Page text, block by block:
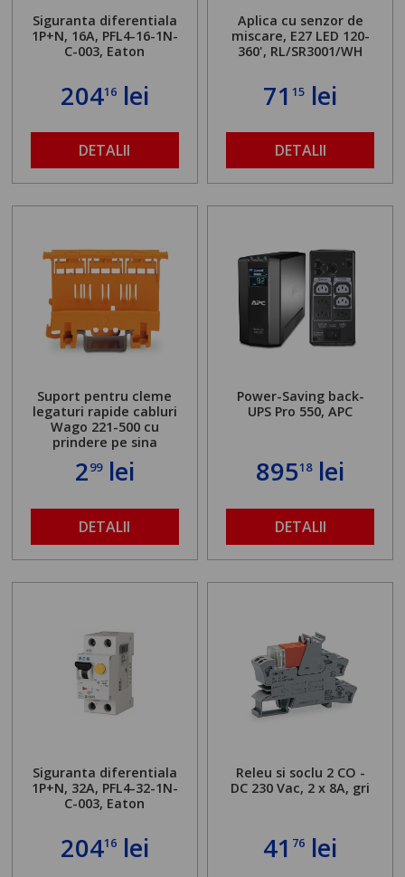
Siguranta diferentiala
1P+N, 16A, PFL4-16-1N-
C-003, Eaton
20416lei
DETALII
Aplica cu senzor de
miscare, E27 LED 120-
360', RL/SR3001/WH
7115 lei
DETALII
Suport pentru cleme
legaturi rapide cabluri
Wago 221-500 cu
prindere pe sina
299lei
DETALII
Power-Saving back-
UPS Pro 550, APC
89518lei
DETALII
Siguranta diferentiala
1P+N, 32A, PFL4-32-1N-
C-003, Eaton
20416lei
Releu si soclu 2 CO -
DC 230 Vac, 2 x 8A, gri
41 76 lei